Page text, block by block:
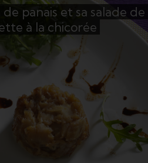
panais et sa salade de
à la chicorée
de panais et sa salade de
roquette à la chicorée
Voir la recette